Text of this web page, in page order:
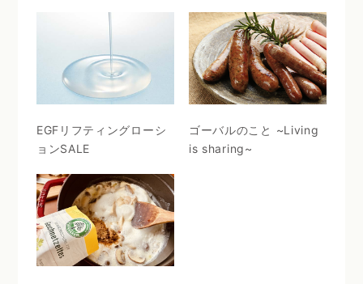
EGFリフティングローシ
ョンSALE
ゴーバルのこと ~Living
is sharing~